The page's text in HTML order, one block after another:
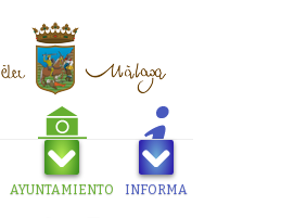
AYUNTAMIENTO INFORMA